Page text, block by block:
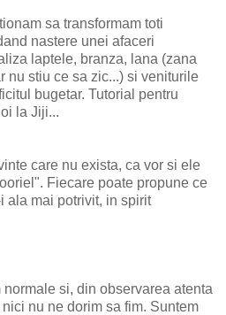
sa transformam toti
nastere unei afaceri
laptele, branza, lana (zana
nu stiu ce sa zic...) si veniturile
bugetar. Tutorial pentru
la Jiji...
care nu exista, ca vor si ele
Fiecare poate propune ce
ala mai potrivit, in spirit
si, din observarea atenta
nu ne dorim sa fim. Suntem